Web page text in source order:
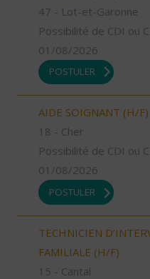
47 - Lot-et-Garonne
Possibilité de CDI ou
01/08/2026
POSTULER
AIDE SOIGNANT (H/F)
18 - Cher
Possibilité de CDI ou
01/08/2026
POSTULER
TECHNICIEN
FAMILIALE (H/F)
15 - Cantal